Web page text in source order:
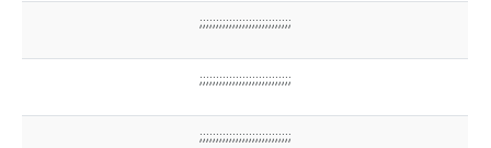
;;;;;;;;;;;;;;;;;;;;;;;;;;;;
;;;;;;;;;;;;;;;;;;;;;;;;;;;;
;;;;;;;;;;;;;;;;;;;;;;;;;;;;